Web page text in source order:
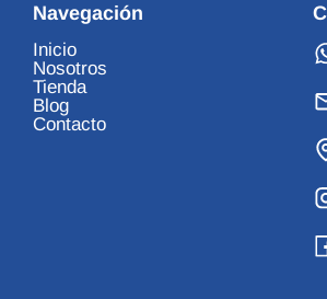
Navegación
Inicio
Nosotros
Tienda
Blog
Contacto